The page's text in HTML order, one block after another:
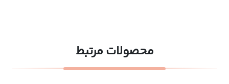
محصولات مرتبط